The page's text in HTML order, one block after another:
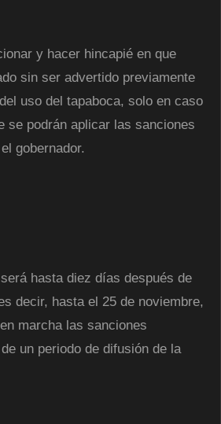
y hacer hincapié en que
sin ser advertido previamente
uso del tapaboca, solo en caso
se podrán aplicar las sanciones
gobernador.
hasta diez días después de
decir, hasta el 25 de noviembre,
marcha las sanciones
un periodo de difusión de la